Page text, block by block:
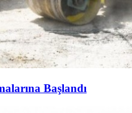
Başlandı